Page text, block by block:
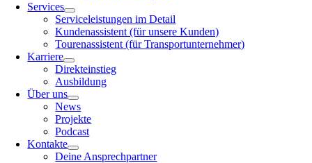
Services
Serviceleistungen im Detail
Kundenassistent (für unsere Kunden)
Tourenassistent (für Transportunternehmer)
Karriere
Direkteinstieg
Ausbildung
Über uns
News
Projekte
Podcast
Kontakte
Deine Ansprechpartner